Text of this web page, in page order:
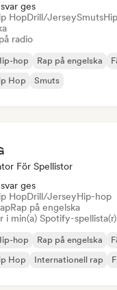
ges
HopDrill/JerseySmuts
radio
hop Rap på engelska
Hop
Smuts
För Spellistor
ges
HopDrill/JerseyHip-hop
Rap på engelska
i min(a) Spotify-spellista(r)
hop Rap på engelska
Hop
Internationell rap